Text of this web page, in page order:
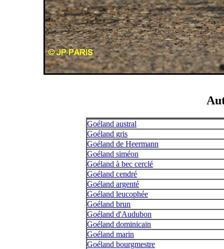
Goéland austral
Goéland gris
Goéland de Heermann
Goéland siméon
Goéland à bec cerclé
Goéland cendré
Goéland argenté
Goéland leucophée
Goéland brun
Goéland d'Audubon
Goéland dominicain
Goéland marin
Goéland bourgmestre